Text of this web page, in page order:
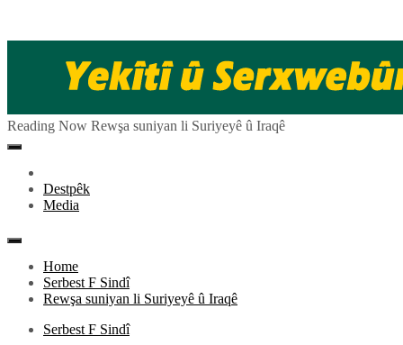
Pêlkurd
Reading Now Rewşa suniyan li Suriyeyê û Iraqê
Primary
Destpêk
Media
Home
Serbest F Sindî
Rewşa suniyan li Suriyeyê û Iraqê
Serbest F Sindî